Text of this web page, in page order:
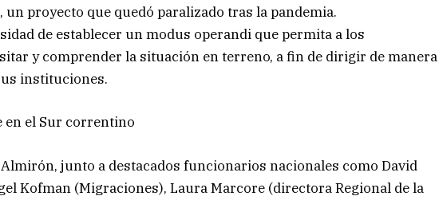
proyecto que quedó paralizado tras la pandemia.
de establecer un modus operandi que permita a los
y comprender la situación en terreno, a fin de dirigir de manera
instituciones.
en el Sur correntino
junto a destacados funcionarios nacionales como David
Kofman (Migraciones), Laura Marcore (directora Regional de la